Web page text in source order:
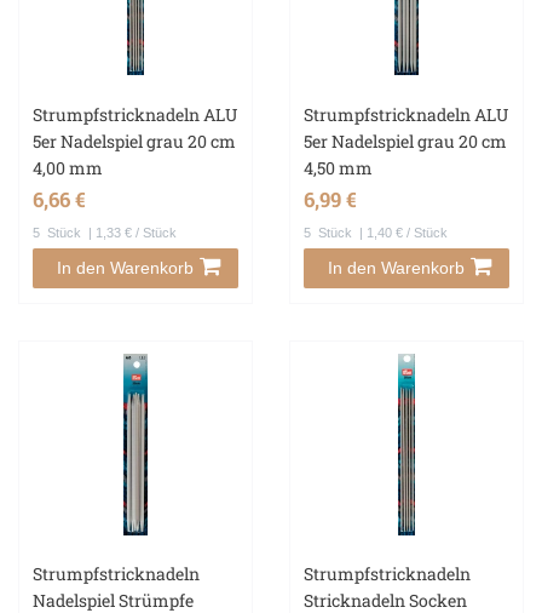
Strumpfstricknadeln ALU
5er Nadelspiel grau 20 cm
4,00 mm
6,66 €
5 Stück | 1,33 € / Stück
In den Warenkorb
Strumpfstricknadeln ALU
5er Nadelspiel grau 20 cm
4,50 mm
6,99 €
5 Stück | 1,40 € / Stück
In den Warenkorb
Strumpfstricknadeln
Nadelspiel Strümpfe
Strumpfstricknadeln
Stricknadeln Socken